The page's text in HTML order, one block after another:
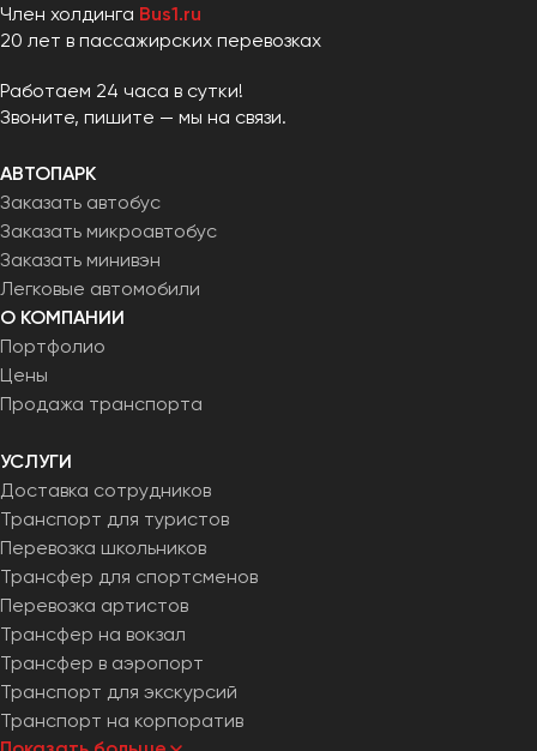
Член холдинга Bus1.ru
20 лет в пассажирских перевозках
Работаем 24 часа в сутки!
Звоните, пишите — мы на связи.
АВТОПАРК
Заказать автобус
Заказать микроавтобус
Заказать минивэн
Легковые автомобили
О КОМПАНИИ
Портфолио
Цены
Продажа транспорта
УСЛУГИ
Доставка сотрудников
Транспорт для туристов
Перевозка школьников
Трансфер для спортсменов
Перевозка артистов
Трансфер на вокзал
Трансфер в аэропорт
Транспорт для экскурсий
Транспорт на корпоратив